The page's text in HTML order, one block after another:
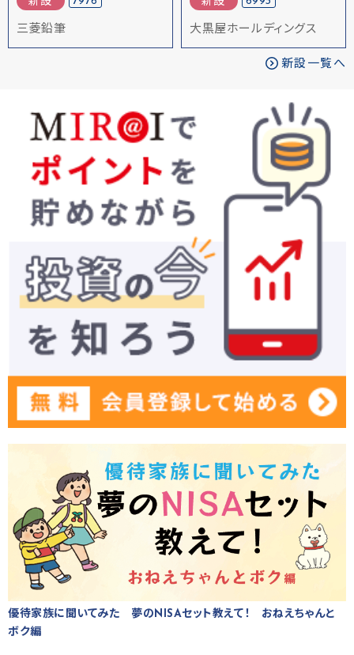
新設
三菱鉛筆
新設
大黒屋ホールディングス
新設一覧へ
優待家族に聞いてみた 夢のNISAセット教えて！ おねえちゃんと
ボク編